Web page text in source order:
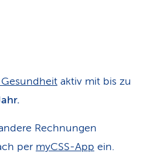
s
aktiv mit bis zu
Rechnungen
per myCSS-App ein.